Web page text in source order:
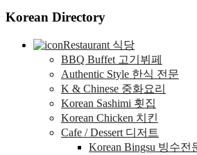
Korean Directory
Restaurant 식당
BBQ Buffet 고기뷔페
Authentic Style 한식 전문
K & Chinese 중화요리
Korean Sashimi 횟집
Korean Chicken 치킨
Cafe / Dessert 디저트
Korean Bingsu 빙수전